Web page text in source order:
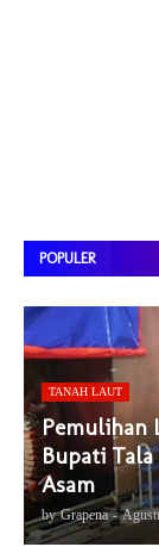
POPULER
TANAH LAUT
Pemulihan
Bupati
Asam
by Grapena -